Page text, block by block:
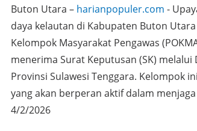
Buton Utara – harianpopuler.com -
daya kelautan di Kabupaten Buton
Kelompok Masyarakat Pengawas
menerima Surat Keputusan (SK) melalui
Provinsi Sulawesi Tenggara. Kelompok
yang akan berperan aktif dalam
4/2/2026